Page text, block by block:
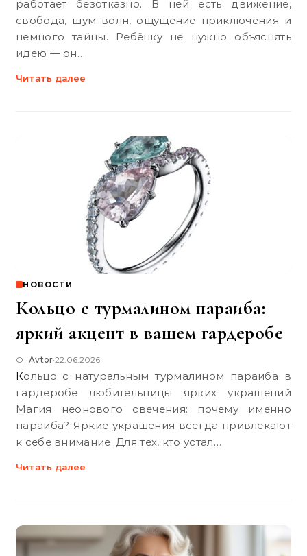
работает безотказно. В ней есть движение,
свобода, шум волн, ощущение приключения и
немного тайны. Ребёнку не нужно объяснять
идею — он…
Читать далее
НОВОСТИ
Кольцо с турмалином параиба:
яркий акцент в вашем гардеробе
ОтAvtor•22.06.2026
Кольцо с натуральным турмалином параиба в
гардеробе любительницы ярких украшений
Магия неонового свечения: почему именно
параиба? Яркие украшения всегда привлекают
к себе внимание. Для тех, кто устал…
Читать далее